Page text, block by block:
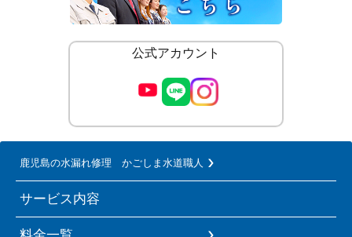
公式アカウント
鹿児島の水漏れ修理 かごしま水道職人
サービス内容